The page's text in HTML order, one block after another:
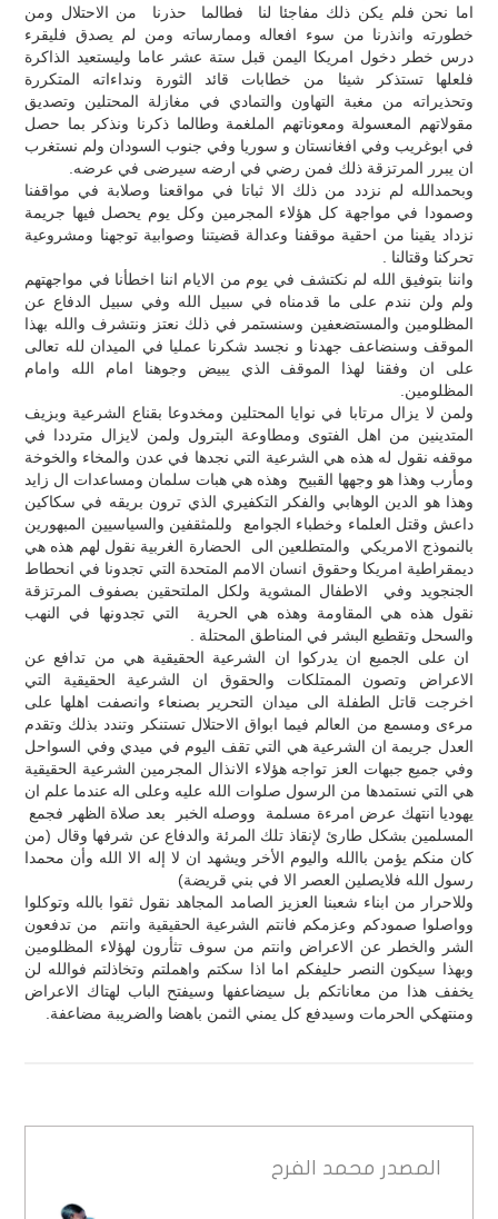
اما نحن فلم يكن ذلك مفاجئا لنا فطالما حذرنا من الاحتلال ومن
خطورته وانذرنا من سوء افعاله وممارساته ومن لم يصدق فليقرء
درس خطر دخول امريكا اليمن قبل ستة عشر عاما وليستعيد الذاكرة
فلعلها تستذكر شيئا من خطابات قائد الثورة ونداءاته المتكررة
وتحذيراته من مغبة التهاون والتمادي في مغازلة المحتلين وتصديق
مقولاتهم المعسولة ومعوناتهم الملغمة وطالما ذكرنا ونذكر بما حصل
في ابوغريب وفي افغانستان و سوريا وفي جنوب السودان ولم نستغرب
ان يبرر المرتزقة ذلك فمن رضي في ارضه سيرضى في عرضه.
وبحمدالله لم نزدد من ذلك الا ثباتا في مواقعنا وصلابة في مواقفنا
وصمودا في مواجهة كل هؤلاء المجرمين وكل يوم يحصل فيها جريمة
نزداد يقينا من احقية موقفنا وعدالة قضيتنا وصوابية توجهنا ومشروعية
تحركنا وقتالنا .
واننا بتوفيق الله لم نكتشف في يوم من الايام اننا اخطأنا في مواجهتهم
ولم ولن نندم على ما قدمناه في سبيل الله وفي سبيل الدفاع عن
المظلومين والمستضعفين وسنستمر في ذلك نعتز ونتشرف والله بهذا
الموقف وسنضاعف جهدنا و نجسد شكرنا عمليا في الميدان لله تعالى
على ان وفقنا لهذا الموقف الذي يبيض وجوهنا امام الله وامام
المظلومين.
ولمن لا يزال مرتابا في نوايا المحتلين ومخدوعا بقناع الشرعية وبزيف
المتدينين من اهل الفتوى ومطاوعة البترول ولمن لايزال مترددا في
موقفه نقول له هذه هي الشرعية التي نجدها في عدن والمخاء والخوخة
ومأرب وهذا هو وجهها القبيح وهذه هي هبات سلمان ومساعدات ال زايد
وهذا هو الدين الوهابي والفكر التكفيري الذي ترون بريقه في سكاكين
داعش وقتل العلماء وخطباء الجوامع وللمثقفين والسياسيين المبهورين
بالنموذج الامريكي والمتطلعين الى الحضارة الغربية نقول لهم هذه هي
ديمقراطية امريكا وحقوق انسان الامم المتحدة التي تجدونا في انحطاط
الجنجويد وفي الاطفال المشوية ولكل الملتحقين بصفوف المرتزقة
نقول هذه هي المقاومة وهذه هي الحرية التي تجدونها في النهب
والسحل وتقطيع البشر في المناطق المحتلة .
ان على الجميع ان يدركوا ان الشرعية الحقيقية هي من تدافع عن
الاعراض وتصون الممتلكات والحقوق ان الشرعية الحقيقية التي
اخرجت قاتل الطفلة الى ميدان التحرير بصنعاء وانصفت اهلها على
مرءى ومسمع من العالم فيما ابواق الاحتلال تستنكر وتندد بذلك وتقدم
العدل جريمة ان الشرعية هي التي تقف اليوم في ميدي وفي السواحل
وفي جميع جبهات العز تواجه هؤلاء الانذال المجرمين الشرعية الحقيقية
هي التي نستمدها من الرسول صلوات الله عليه وعلى اله عندما علم ان
يهوديا انتهك عرض امرءة مسلمة ووصله الخبر بعد صلاة الظهر فجمع
المسلمين بشكل طارئ لإنقاذ تلك المرئة والدفاع عن شرفها وقال (من
كان منكم يؤمن باالله واليوم الأخر ويشهد ان لا إله الا الله وأن محمدا
رسول الله فلايصلين العصر الا في بني قريضة)
وللاحرار من ابناء شعبنا العزيز الصامد المجاهد نقول ثقوا بالله وتوكلوا
وواصلوا صمودكم وعزمكم فانتم الشرعية الحقيقية وانتم من تدفعون
الشر والخطر عن الاعراض وانتم من سوف تثأرون لهؤلاء المظلومين
وبهذا سيكون النصر حليفكم اما اذا سكتم واهملتم وتخاذلتم فوالله لن
يخفف هذا من معاناتكم بل سيضاعفها وسيفتح الباب لهتاك الاعراض
ومنتهكي الحرمات وسيدفع كل يمني الثمن باهضا والضريبة مضاعفة.
المصدر محمد الفرح